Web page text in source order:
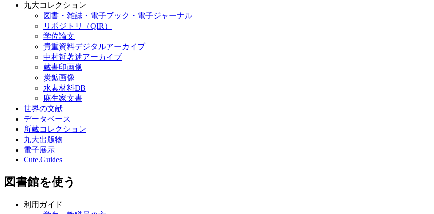
九大コレクション
図書・雑誌・電子ブック・電子ジャーナル
リポジトリ（QIR）
学位論文
貴重資料デジタルアーカイブ
中村哲著述アーカイブ
蔵書印画像
炭鉱画像
水素材料DB
麻生家文書
世界の文献
データベース
所蔵コレクション
九大出版物
電子展示
Cute.Guides
図書館を使う
利用ガイド